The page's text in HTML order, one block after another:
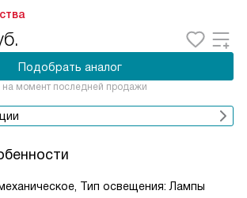
Подобрать аналог
на момент последней продажи
Тип освещения: Лампы